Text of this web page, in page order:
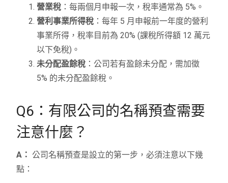
營業稅 ：每兩個月申報一次，稅率通常為 5%。
營利事業所得稅 ：每年 5 月申報前一年度的營利
事業所得，稅率目前為 20% (課稅所得額 12 萬元
以下免稅)。
未分配盈餘稅 ：公司若有盈餘未分配，需加徵
5% 的未分配盈餘稅。
Q6：有限公司的名稱預查需要
注意什麼？
A： 公司名稱預查是設立的第一步，必須注意以下幾
點：